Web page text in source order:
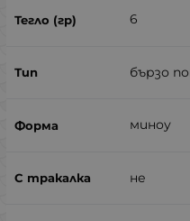
6
бързо
миноу
не